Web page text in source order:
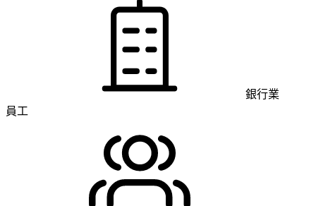
銀行業
員工